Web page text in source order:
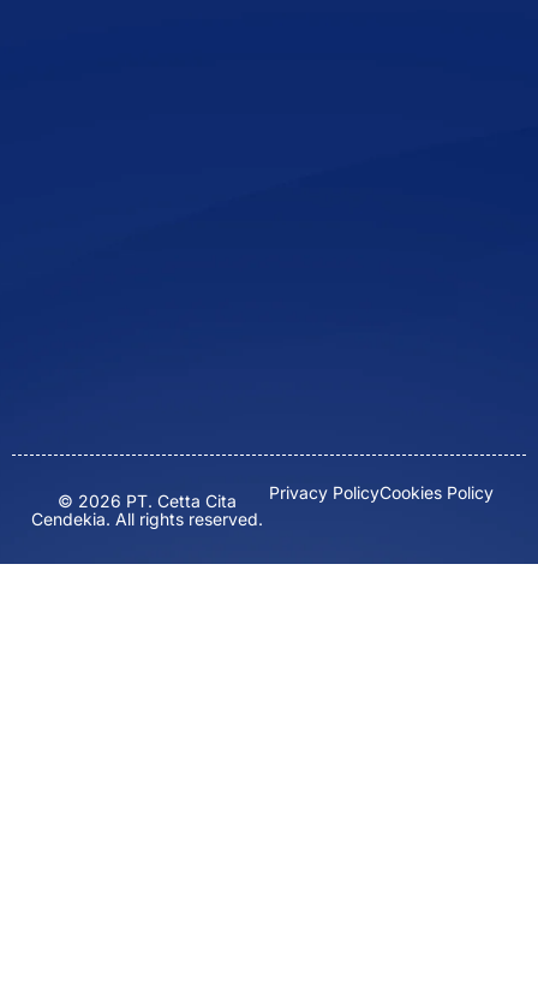
© 2026 PT. Cetta Cita
Cendekia. All rights reserved.
Privacy PolicyCookies Policy